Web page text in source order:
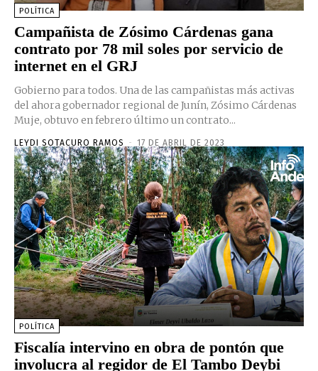
POLÍTICA
Campañista de Zósimo Cárdenas gana
contrato por 78 mil soles por servicio de
internet en el GRJ
Gobierno para todos. Una de las campañistas más activas
del ahora gobernador regional de Junín, Zósimo Cárdenas
Muje, obtuvo en febrero último un contrato...
LEYDI SOTACURO RAMOS - 17 DE ABRIL DE 2023
POLÍTICA
Fiscalía intervino en obra de pontón que
involucra al regidor de El Tambo Deybi